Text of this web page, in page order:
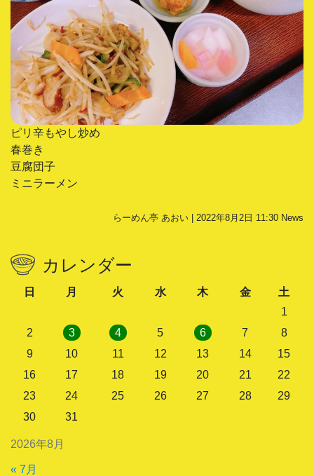
ピリ辛もやし炒め
春巻き
豆腐団子
ミニラーメン
らーめん亭 あおい | 2022年8月2日 11:30 News
カレンダー
2026年8月
日 月 火 水 木 金
土
1
2
3 4 5 6 7
8
9
10 11 12 13 14
15
16
17 18 19 20 21
22
23
24 25 26 27 28
29
30
31
« 7月